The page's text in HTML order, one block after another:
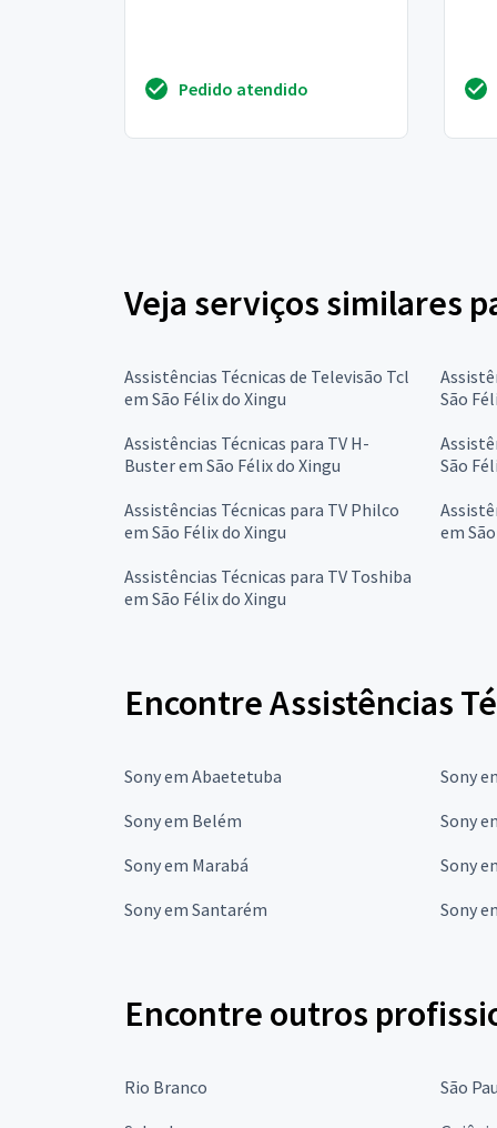
Pedido atendido
Veja serviços similares
Assistências Técnicas de Televisão Tcl
em São Félix do Xingu
São
Assistências Técnicas para TV H-
Buster em São Félix do Xingu
São
Assistências Técnicas para TV Philco
em São Félix do Xingu
em
Assistências Técnicas para TV Toshiba
em São Félix do Xingu
Encontre Assistências
Sony em Abaetetuba
Sony
Sony em Belém
Sony
Sony em Marabá
Sony
Sony em Santarém
Sony
Encontre outros
Rio Branco
São